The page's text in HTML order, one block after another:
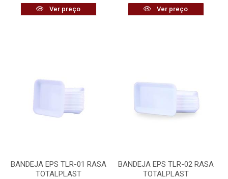
Ver preço Ver preço
BANDEJA EPS TLR-01 RASA
TOTALPLAST
BANDEJA EPS TLR-02 RASA
TOTALPLAST